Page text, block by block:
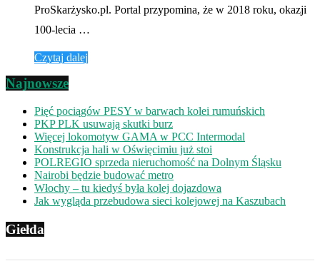
ProSkarżysko.pl. Portal przypomina, że w 2018 roku, okazji
100-lecia …
Czytaj dalej
Najnowsze
Pięć pociągów PESY w barwach kolei rumuńskich
PKP PLK usuwają skutki burz
Więcej lokomotyw GAMA w PCC Intermodal
Konstrukcja hali w Oświęcimiu już stoi
POLREGIO sprzeda nieruchomość na Dolnym Śląsku
Nairobi będzie budować metro
Włochy – tu kiedyś była kolej dojazdowa
Jak wygląda przebudowa sieci kolejowej na Kaszubach
Giełda